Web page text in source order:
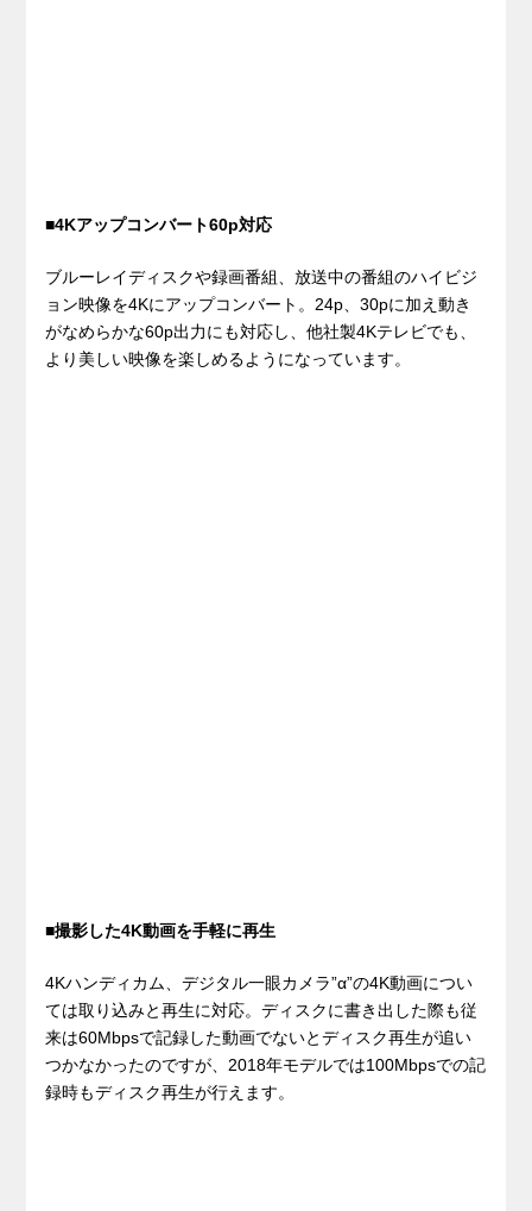
■4Kアップコンバート60p対応
ブルーレイディスクや録画番組、放送中の番組のハイビジ
ョン映像を4Kにアップコンバート。24p、30pに加え動き
がなめらかな60p出力にも対応し、他社製4Kテレビでも、
より美しい映像を楽しめるようになっています。
■撮影した4K動画を手軽に再生
4Kハンディカム、デジタル一眼カメラ”α”の4K動画につい
ては取り込みと再生に対応。ディスクに書き出した際も従
来は60Mbpsで記録した動画でないとディスク再生が追い
つかなかったのですが、2018年モデルでは100Mbpsでの記
録時もディスク再生が行えます。